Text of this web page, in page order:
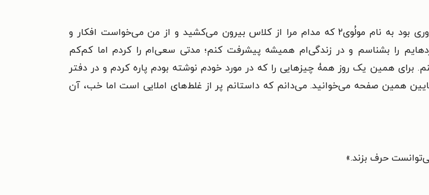
من این داستان را بلافاصله پس از مرگ پدرم نوشتم. در مدرسه خانمِ مشاوری بود به نام مولُوی۲ که مدام مرا از کلاس بیرون می‌کشید و از من می‌خواست افکار و
را بشناسم و در زندگی‌ام همیشه پیشرفت کنم؛ مدتی سعی‌ام را کردم اما کم‌کم
همین یک روز همۀ چیزهایی را که در مورد خودم نوشته بودم پاره کردم و در دفتر
همین صفحه می‌خوانید. می‌دانم که داستانم پر از غلط‌های املایی است اما خب، آن
حرف بزند.»